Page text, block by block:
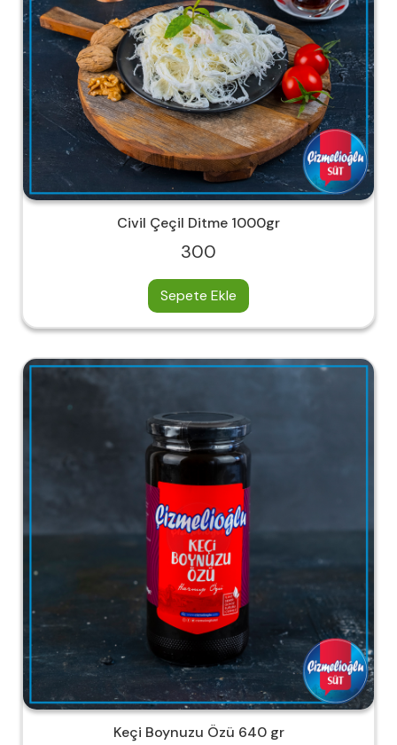
Civil Çeçil Ditme 1000gr
300
Sepete Ekle
Keçi Boynuzu Özü 640 gr